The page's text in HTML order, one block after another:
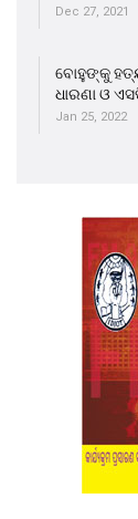
Dec 27, 2021
ବୋହୁଙ୍କୁ
ଧାରଣା ଓ
Jan 25, 2022